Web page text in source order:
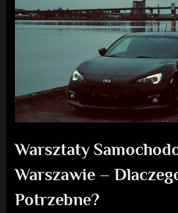
Warsztaty
Warszawie –
Potrzebne?